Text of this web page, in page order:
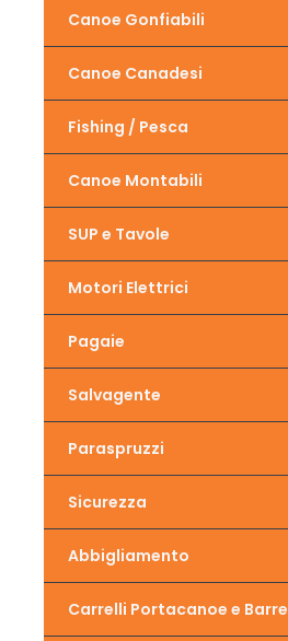
Canoe Gonfiabili
Canoe Canadesi
Fishing / Pesca
Canoe Montabili
SUP e Tavole
Motori Elettrici
Pagaie
Salvagente
Paraspruzzi
Sicurezza
Abbigliamento
Carrelli Portacanoe e Barre